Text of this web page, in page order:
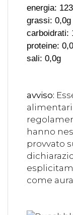
energia: 123
grassi: 0,0g
carboidrati:
proteine:
sali: 0,0g
avviso:
alimentari
hanno
provvato
come